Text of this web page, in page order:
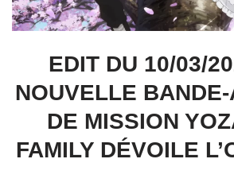
EDIT DU 10/03/
NOUVELLE
DE MISSION
FAMILY DÉVOILE